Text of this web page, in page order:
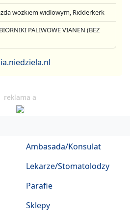
wozkiem widlowym, Ridderkerk
PALIWOWE VIANEN (BEZ
reklama a
Ambasada/Konsulat
Lekarze/Stomatolodzy
Parafie
Sklepy